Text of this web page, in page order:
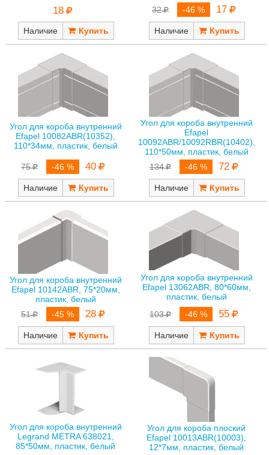
18
Наличие
32
-46 % 17
Наличие
Угол для короба внутренний
Efapel 10082ABR(10352),
110*34мм, пластик, белый
75 -46 % 40
Наличие
Угол для короба внутренний
Efapel
10092ABR/10092RBR(10402),
110*50мм, пластик, белый
134
-46 % 72
Наличие
Угол для короба внутренний
Efapel 10142ABR, 75*20мм,
пластик, белый
51
-45 % 28
Наличие
Угол для короба внутренний
Efapel 13062ABR, 80*60мм,
пластик, белый
103
-46 % 55
Наличие
Угол для короба внутренний
Legrand METRA 638021,
85*50мм, пластик, белый
Угол для короба плоский
Efapel 10013ABR(10003),
12*7мм, пластик, белый